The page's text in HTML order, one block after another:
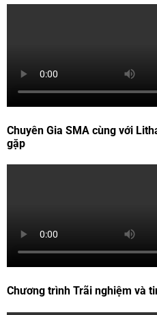
Chuyên Gia SMA cùng với
gặp
Chương trình Trãi nghiệm và